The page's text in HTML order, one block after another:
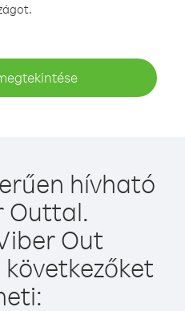
hívható
Outtal.
Out